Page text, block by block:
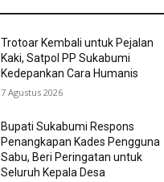
Trotoar Kembali untuk Pejalan
Kaki, Satpol PP Sukabumi
Kedepankan Cara Humanis
7 Agustus 2026
Bupati Sukabumi Respons
Penangkapan Kades Pengguna
Sabu, Beri Peringatan untuk
Seluruh Kepala Desa